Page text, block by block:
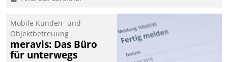
Mobile Kunden- und
Objektbetreuung
meravis: Das Büro
für unterwegs